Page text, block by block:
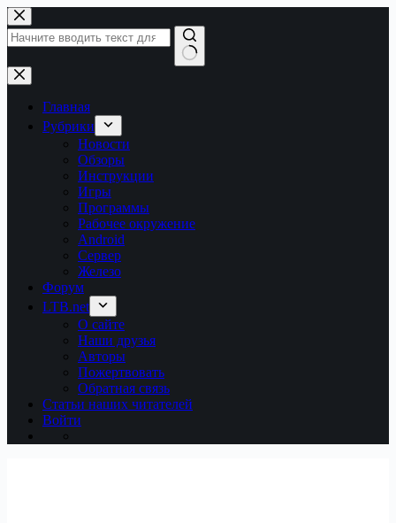
Перейти
к
сути
Ничего
не
найденоГлавная
Рубрики
Новости
Обзоры
Инструкции
Игры
Программы
Рабочее окружение
Android
Сервер
Железо
Форум
LTB.net
О сайте
Наши друзья
Авторы
Пожертвовать
Обратная связь
Статьи наших читателей
Войти